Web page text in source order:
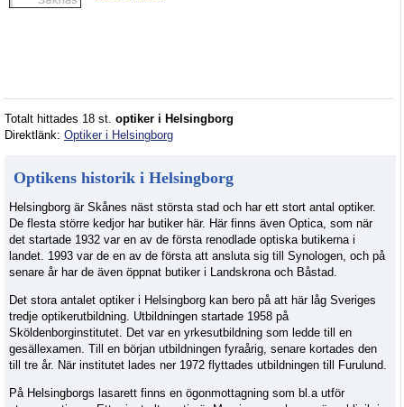
Totalt hittades 18 st. optiker i Helsingborg
Direktlänk: Optiker i Helsingborg
Optikens historik i Helsingborg
Helsingborg är Skånes näst största stad och har ett stort antal optiker.
De flesta större kedjor har butiker här. Här finns även Optica, som när
det startade 1932 var en av de första renodlade optiska butikerna i
landet. 1993 var de en av de första att ansluta sig till Synologen, och på
senare år har de även öppnat butiker i Landskrona och Båstad.
Det stora antalet optiker i Helsingborg kan bero på att här låg Sveriges
tredje optikerutbildning. Utbildningen startade 1958 på
Sköldenborginstitutet. Det var en yrkesutbildning som ledde till en
gesällexamen. Till en början utbildningen fyraårig, senare kortades den
till tre år. När institutet lades ner 1972 flyttades utbildningen till Furulund.
På Helsingborgs lasarett finns en ögonmottagning som bl.a utför